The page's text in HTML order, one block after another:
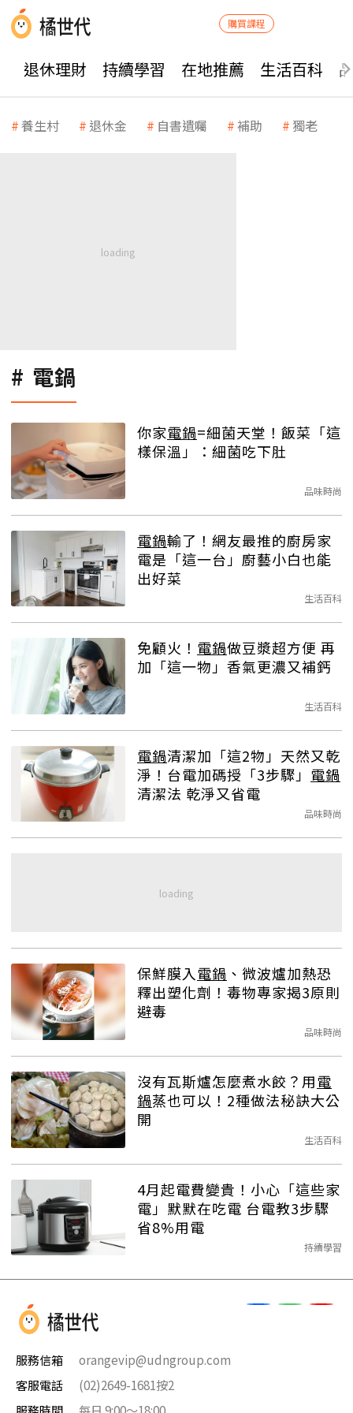
購買課程
退休理財 持續學習 在地推薦 生活百科
養生村 退休金 自書遺囑 補助 獨老
電鍋
你家電鍋=細菌天堂！飯菜「這
樣保溫」：細菌吃下肚
品味時尚
電鍋輸了！網友最推的廚房家
電是「這一台」廚藝小白也能
出好菜
生活百科
免顧火！ 電鍋做豆漿超方便 再
加「這一物」香氣更濃又補鈣
生活百科
電鍋清潔加「這2物」天然又乾
淨！台電加碼授「3步驟」 電鍋
清潔法 乾淨又省電
品味時尚
保鮮膜入電鍋 、微波爐加熱恐
釋出塑化劑！毒物專家揭3原則
避毒
品味時尚
沒有瓦斯爐怎麼煮水餃？用電
鍋蒸也可以！2種做法秘訣大公
開
生活百科
4月起電費變貴！小心「這些家
電」默默在吃電 台電教3步驟
省8%用電
持續學習
服務信箱
orangevip@udngroup.com
客服電話
(02)2649-1681按2